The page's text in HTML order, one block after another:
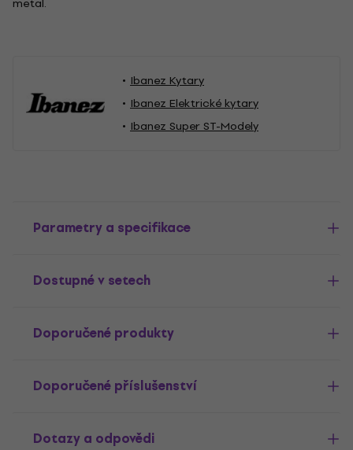
Ibanez Kytary
Ibanez Elektrické kytary
Ibanez Super ST-Modely
Parametry a specifikace
Dostupné v setech
Doporučené produkty
Doporučené příslušenství
Dotazy a odpovědi